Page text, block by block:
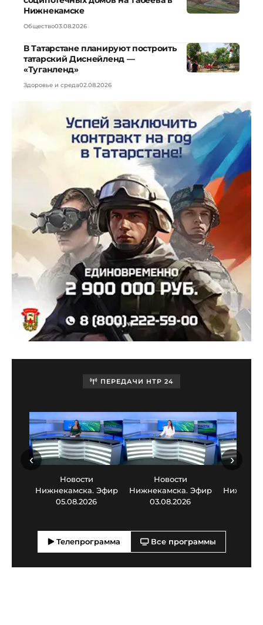
Нижнекамске
Общество03.08.2026
В Татарстане планируют построить
татарский Диснейленд —
«Туганленд»
Здоровье и среда02.08.2026
ПЕРЕДАЧИ НТР 24
Новости
Нижнекамска. Эфир
05.08.2026
Новости
Нижнекамска. Эфир
03.08.2026
‹ ›
Телепрограмма Все программы